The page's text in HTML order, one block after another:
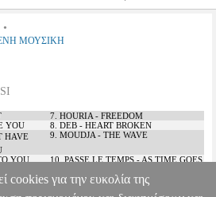
•
ΞΕΝΗ ΜΟΥΣΙΚΗ
7. HOURIA - FREEDOM
YOU
8. DEB - HEART BROKEN
HAVE
9. MOUDJA - THE WAVE
YOU
10. PASSE LE TEMPS - AS TIME GOES
11. THEGHRI - I SEND AN S.O.S
AND
12. BEB EL MAHDI THE GATE OF
cookies για την ευκολία της